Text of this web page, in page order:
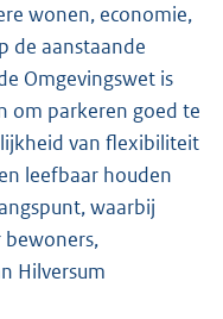
wonen, economie,
de aanstaande
Omgevingswet is
om parkeren goed te
van flexibiliteit
leefbaar houden
waarbij
Hilversum